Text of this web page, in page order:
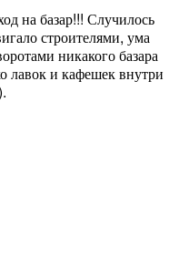
на базар!!! Случилось
строителями, ума
никакого базара
лавок и кафешек внутри